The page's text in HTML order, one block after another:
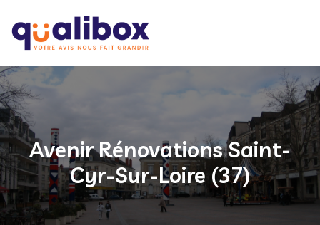
Avenir Rénovations Saint-
Cyr-Sur-Loire (37)